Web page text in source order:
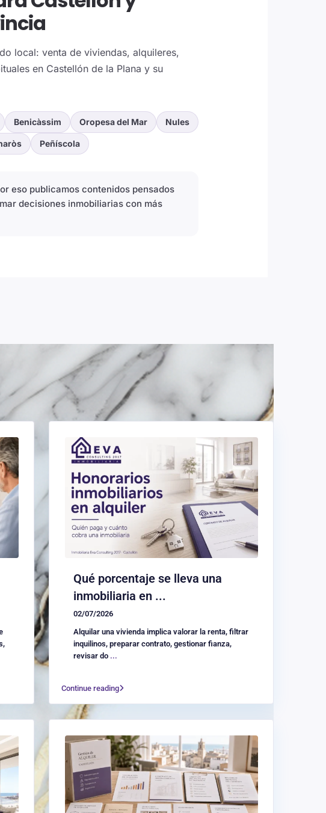
local: venta de viviendas, alquileres,
en Castellón de la Plana y su
Benicàssim Oropesa del Mar Nules
Peñíscola
eso publicamos contenidos pensados
decisiones inmobiliarias con más
Qué porcentaje se lleva una
inmobiliaria en ...
02/07/2026
Alquilar una vivienda implica valorar la renta, filtrar
inquilinos, preparar contrato, gestionar fianza,
revisar do ...
Continue reading